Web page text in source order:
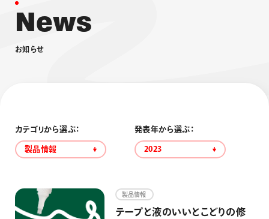
商品を探す
ブラッシュ（筆）
その他
採用情報
運営会社
News
お知 らせ
カテゴリから選ぶ：
製品情報
発表年から選ぶ：
2023
製品情報
テープと液のいいとこどりの修